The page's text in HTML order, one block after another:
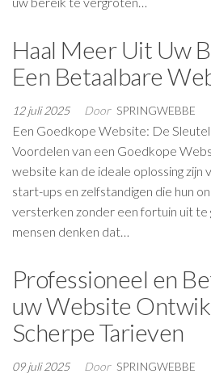
Haal Meer Uit Uw
Een Betaalbare
12 juli 2025 Door SPRINGWEBBE
Een Goedkope Website: De
Voordelen van een Goedkope
website kan de ideale oplossing zijn
start-ups en zelfstandigen die hun
versterken zonder een fortuin uit te
mensen denken dat…
Professioneel en
uw Website
Scherpe Tarieven
09 juli 2025 Door SPRINGWEBBE